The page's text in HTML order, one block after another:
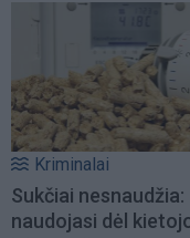
Kriminalai
Sukčiai nesnaudžia:
naudojasi dėl